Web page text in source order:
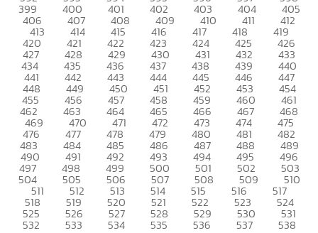
399 400 401 402 403 404 405
406 407 408 409 410 411 412
413 414 415 416 417 418 419
420 421 422 423 424 425 426
427 428 429 430 431 432 433
434 435 436 437 438 439 440
441 442 443 444 445 446 447
448 449 450 451 452 453 454
455 456 457 458 459 460 461
462 463 464 465 466 467 468
469 470 471 472 473 474 475
476 477 478 479 480 481 482
483 484 485 486 487 488 489
490 491 492 493 494 495 496
497 498 499 500 501 502 503
504 505 506 507 508 509 510
511 512 513 514 515 516 517
518 519 520 521 522 523 524
525 526 527 528 529 530 531
532 533 534 535 536 537 538